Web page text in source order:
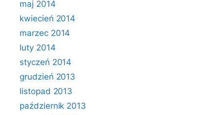
maj 2014
kwiecień 2014
marzec 2014
luty 2014
styczeń 2014
grudzień 2013
listopad 2013
październik 2013